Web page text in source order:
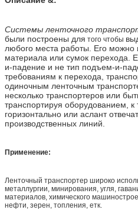
Системы ленточного
были построены для того чтобы
любого места работы. Его можно
материала или сумок перехода.
и-падение и не тип подъем-и-
требованиям к перехода,
одиночным ленточным
несколько транспортеров или
транспортируя оборудованием,
горизонтально или аслант
производственных линий.
Применение:
Ленточный транспортер широко
металлургии, минирования, угля,
материалов, химического
нефти, зерен, топления, етк.